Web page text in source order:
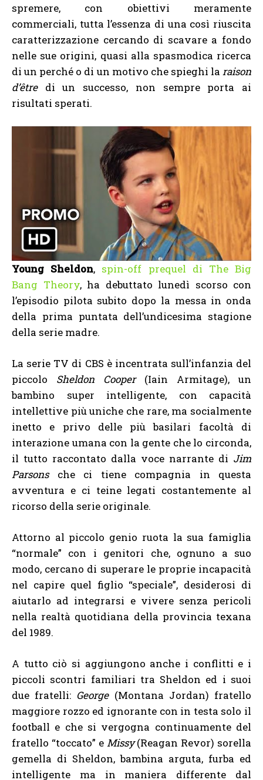
spremere, con obiettivi meramente
commerciali, tutta l’essenza di una così riuscita
caratterizzazione cercando di scavare a fondo
nelle sue origini, quasi alla spasmodica ricerca
di un perché o di un motivo che spieghi la raison
d’êtredi un successo, non sempre porta ai
risultati sperati.
Young Sheldon, spin-off prequel di The Big
Bang Theory, ha debuttato lunedì scorso con
l’episodio pilota subito dopo la messa in onda
della prima puntata dell’undicesima stagione
della serie madre.
La serie TV di CBS è incentrata sull’infanzia del
piccolo Sheldon Cooper(Iain Armitage), un
bambino super intelligente, con capacità
intellettive più uniche che rare, ma socialmente
inetto e privo delle più basilari facoltà di
interazione umana con la gente che lo circonda,
il tutto raccontato dalla voce narrante di Jim
Parsonsche ci tiene compagnia in questa
avventura e ci teine legati costantemente al
ricorso della serie originale.
Attorno al piccolo genio ruota la sua famiglia
“normale” con i genitori che, ognuno a suo
modo, cercano di superare le proprie incapacità
nel capire quel figlio “speciale”, desiderosi di
aiutarlo ad integrarsi e vivere senza pericoli
nella realtà quotidiana della provincia texana
del 1989.
A tutto ciò si aggiungono anche i conflitti e i
piccoli scontri familiari tra Sheldon ed i suoi
due fratelli: George(Montana Jordan) fratello
maggiore rozzo ed ignorante con in testa solo il
football e che si vergogna continuamente del
fratello “toccato” e Missy(Reagan Revor) sorella
gemella di Sheldon, bambina arguta, furba ed
intelligente ma in maniera differente dal